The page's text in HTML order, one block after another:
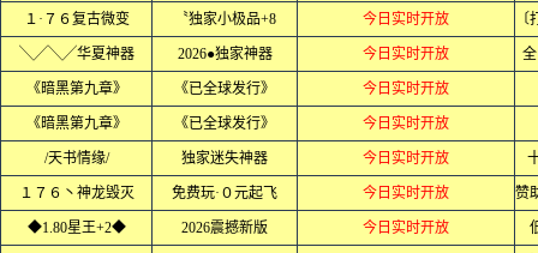
１·７６复古微变 〝独家小极品+8 今日实时开放
╲╱╲╱华夏神器 2026●独家神器 今日实时开放
《暗黑第九章》 《已全球发行》 今日实时开放
《暗黑第九章》 《已全球发行》 今日实时开放
/天书情缘/ 独家迷失神器 今日实时开放
１７６丶神龙毁灭 免费玩·０元起飞 今日实时开放
◆1.80星王+2◆ 2026震撼新版 今日实时开放